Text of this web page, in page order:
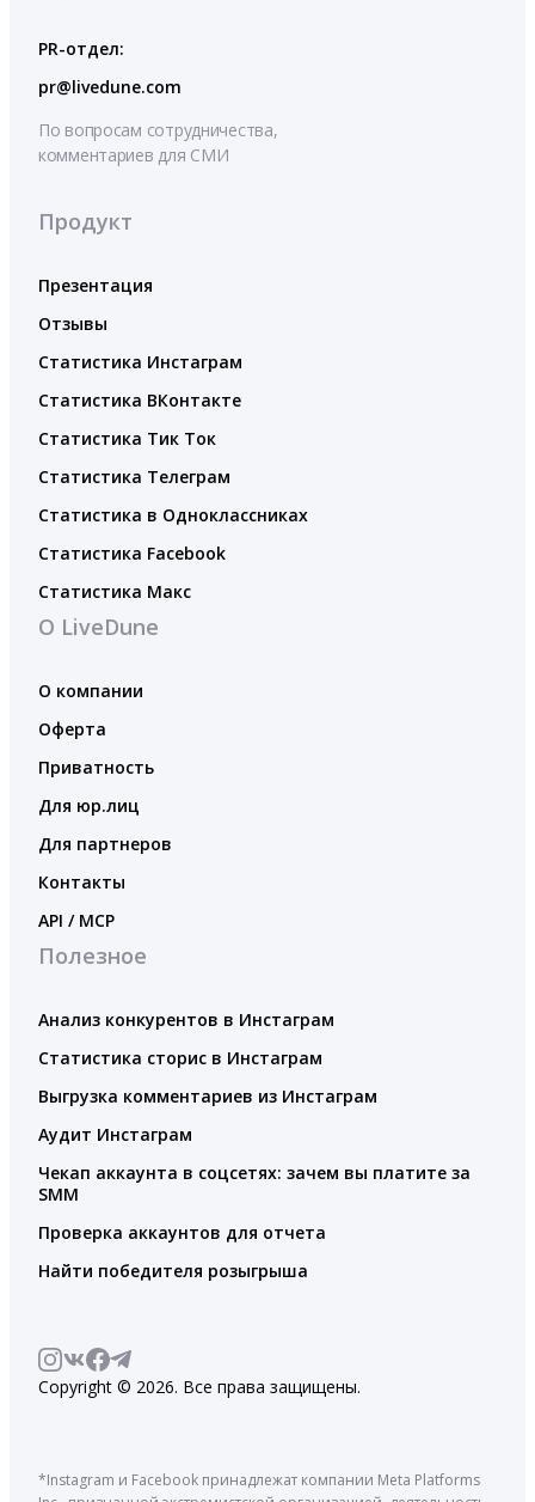
PR-отдел:
pr@livedune.com
По вопросам сотрудничества,
комментариев для СМИ
Продукт
Презентация
Отзывы
Статистика Инстаграм
Статистика ВКонтакте
Статистика Тик Ток
Статистика Телеграм
Статистика в Одноклассниках
Статистика Facebook
Статистика Макс
О LiveDune
О компании
Оферта
Приватность
Для юр.лиц
Для партнеров
Контакты
API / MCP
Полезное
Анализ конкурентов в Инстаграм
Статистика сторис в Инстаграм
Выгрузка комментариев из Инстаграм
Аудит Инстаграм
Чекап аккаунта в соцсетях: зачем вы платите за
SMM
Проверка аккаунтов для отчета
Найти победителя розыгрыша
Copyright © 2026. Все права защищены.
*Instagram и Facebook принадлежат компании Meta Platforms